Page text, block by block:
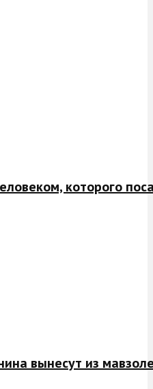
которого
вынесут из